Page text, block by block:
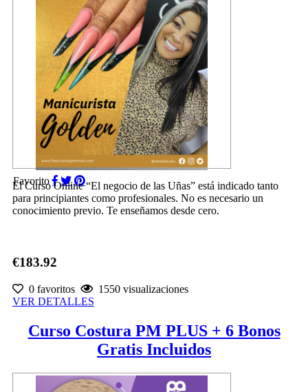
Favorito
El Curso Online “El negocio de las Uñas” está indicado tanto
para principiantes como profesionales. No es necesario un
conocimiento previo. Te enseñamos desde cero.
€183.92
0 favoritos
1550 visualizaciones
VER DETALLES
Curso Costura PM PLUS + 6 Bonos
Gratis Incluidos